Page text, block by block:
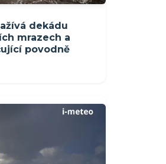
dekádu
mrazech a
povodně